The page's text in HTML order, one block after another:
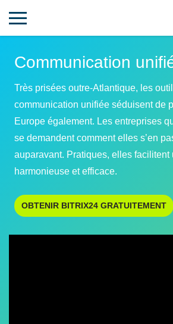
Communication
Très prisées outre-Atlantique, les
communication unifiée séduisent de
Europe également. Les entreprises
se demandent comment elles s’en
auparavant. Pratiques, elles facilitent
harmonieuse et efficace.
OBTENIR BITRIX24 GRATUITEMENT